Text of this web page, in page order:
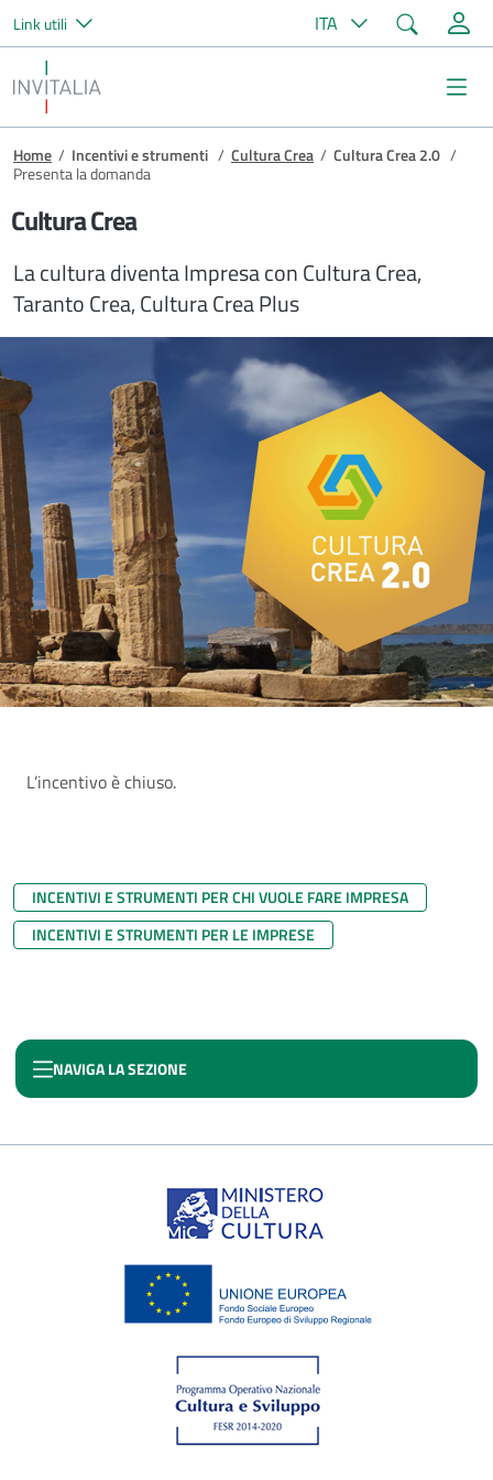
Salta al contenuto principale
Link utili ITA Cerca
Invitalia
Briciole di pane
Home / Incentivi e strumenti / Cultura Crea / Cultura Crea 2.0 /
Presenta la domanda
Cultura Crea
La cultura diventa Impresa con Cultura Crea,
Taranto Crea, Cultura Crea Plus
L’incentivo è chiuso.
INCENTIVI E STRUMENTI PER CHI VUOLE FARE IMPRESA
INCENTIVI E STRUMENTI PER LE IMPRESE
NAVIGA LA SEZIONE
CULTURA CREA